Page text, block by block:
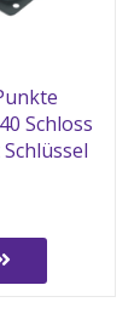
Schloss